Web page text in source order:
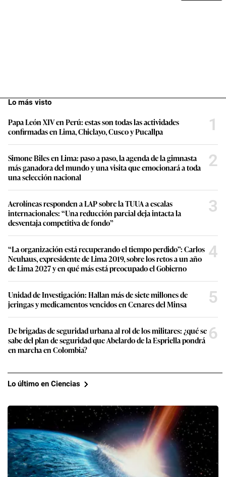
Lo más visto
Papa León XIV en Perú: estas son todas las actividades
confirmadas en Lima, Chiclayo, Cusco y Pucallpa
1
Simone Biles en Lima: paso a paso, la agenda de la gimnasta
más ganadora del mundo y una visita que emocionará a toda
una selección nacional
2
Aerolíneas responden a LAP sobre la TUUA a escalas
internacionales: “Una reducción parcial deja intacta la
desventaja competitiva de fondo”
3
“La organización está recuperando el tiempo perdido”: Carlos
Neuhaus, expresidente de Lima 2019, sobre los retos a un año
de Lima 2027 y en qué más está preocupado el Gobierno
4
Unidad de Investigación: Hallan más de siete millones de
jeringas y medicamentos vencidos en Cenares del Minsa
5
De brigadas de seguridad urbana al rol de los militares: ¿qué se
sabe del plan de seguridad que Abelardo de la Espriella pondrá
en marcha en Colombia?
6
Lo último en Ciencias